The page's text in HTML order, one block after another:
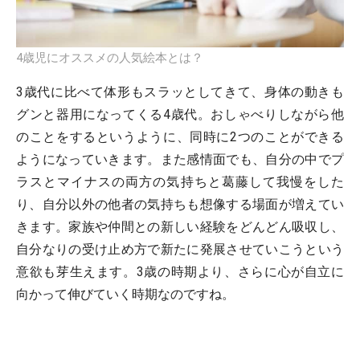
4歳児にオススメの人気絵本とは？
3歳代に比べて体形もスラッとしてきて、身体の動きも
グンと器用になってくる4歳代。おしゃべりしながら他
のことをするというように、同時に2つのことができる
ようになっていきます。また感情面でも、自分の中でプ
ラスとマイナスの両方の気持ちと葛藤して我慢をした
り、自分以外の他者の気持ちも想像する場面が増えてい
きます。家族や仲間との新しい経験をどんどん吸収し、
自分なりの受け止め方で新たに発展させていこうという
意欲も芽生えます。3歳の時期より、さらに心が自立に
向かって伸びていく時期なのですね。